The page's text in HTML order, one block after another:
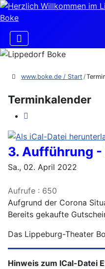
www.boke.de / Start
Terminkalender
3. Aufführung -
Sa., 02. April 2022
Aufrufe : 650
Aufgrund der Corona
Bereits gekaufte
Das Lippeburg-Theater
Hinweis zum ICal-Datei